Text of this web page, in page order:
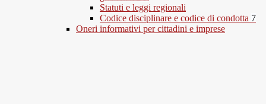
Statuti e leggi regionali
Codice disciplinare e codice di condotta 7
Oneri informativi per cittadini e imprese